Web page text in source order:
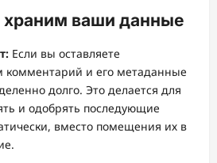
ваши данные
Если вы оставляете
комментарий и его метаданные
долго. Это делается для
и одобрять последующие
вместо помещения их в